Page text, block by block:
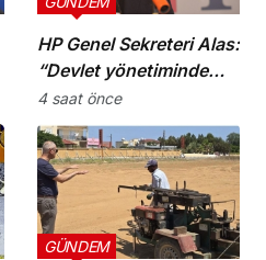
HP Genel Sekreteri Alas:
“Devlet yönetiminde
köklü bir zihniyet
değişimine ihtiyaç var”
4 saat önce
GÜNDEM